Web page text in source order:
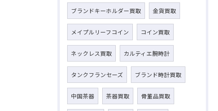
ブランドキーホルダー買取 金貨買取
メイプルリーフコイン コイン買取
ネックレス買取 カルティエ腕時計
タンクフランセーズ ブランド時計買取
中国茶器 茶器買取 骨董品買取